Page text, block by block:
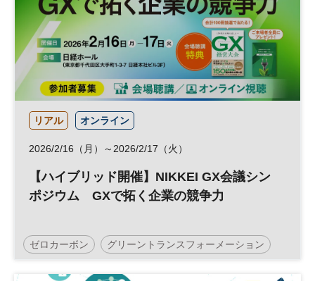
リアル オンライン
2026/2/16（月）～2026/2/17（火）
【ハイブリッド開催】NIKKEI GX会議シン
ポジウム GXで拓く企業の競争力
ゼロカーボン グリーントランスフォーメーション
脱炭素 カーボンニュートラル